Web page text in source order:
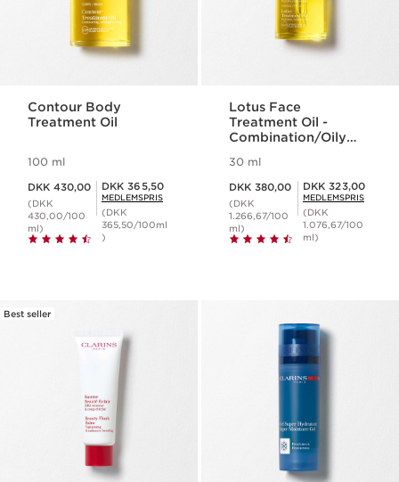
Contour Body
Treatment Oil
100 ml
DKK 430,00
(DKK
430,00/100
ml)
Medlemspris DKK 365,50
DKK 365,50
MEDLEMSPRIS
(DKK
365,50/100ml
)
Lotus Face
Treatment Oil -
Combination/Oily
30 ml
DKK 380,00
(DKK
1.266,67/100
ml)
Medlemspris DKK 323,00
DKK 323,00
MEDLEMSPRIS
(DKK
1.076,67/100
ml)
Best seller